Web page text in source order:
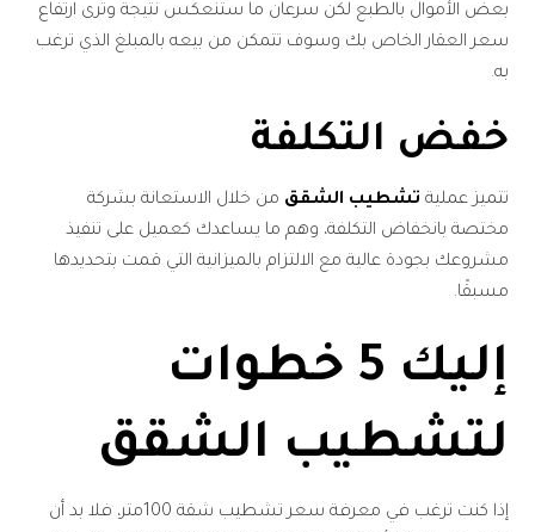
بعض الأموال بالطبع لكن سرعان ما ستنعكس نتيجة وترى ارتفاع
سعر العقار الخاص بك وسوف تتمكن من بيعه بالمبلغ الذي ترغب
به.
خفض التكلفة
تتميز عملية تشطيب الشقق من خلال الاستعانة بشركة
مختصة بانخفاض التكلفة، وهم ما يساعدك كعميل على تنفيذ
مشروعك بجودة عالية مع الالتزام بالميزانية التي قمت بتحديدها
مسبقًا.
إليك 5 خطوات
لتشطيب الشقق
إذا كنت ترغب في معرفة سعر تشطيب شقة 100متر، فلا بد أن